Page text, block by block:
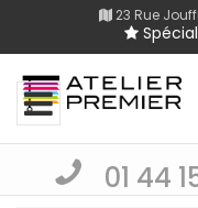
23 Rue
01 44